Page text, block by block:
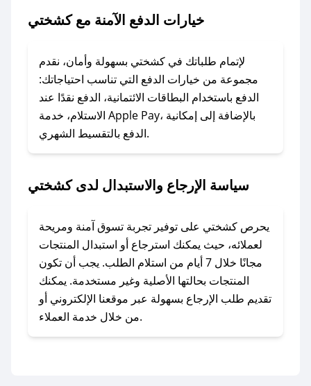
### ماذا أفعل إذا لم يعمل كود الخصم؟
الرسائل الخاصة على تويتر أو البريد الإلكتروني،
وسنقوم بحل المشكلة في أسرع وقت ممكن.
### ماذا أفعل إذا لم أجد كود خصم لمتجري
المفضل؟
في حال عدم توفر كوبونات لمتجرك المفضل، يمكنك
أسرع وقت ممكن.
### كيف تحصل على كوبونات خصم حصرية من
كشختي؟
للحصول على كوبونات وخصومات حصرية، قم بما
يلي:
- اضغط على أيقونة متابعة لمتجر كشختي في تطبيق
صحصح.
خيارات الدفع الآمنة مع كشختي
لإتمام طلباتك في كشختي بسهولة وأمان، نقدم
مجموعة من خيارات الدفع التي تناسب احتياجاتك:
الدفع باستخدام البطاقات الائتمانية، الدفع نقدًا عند
الاستلام، خدمة Apple Pay، بالإضافة إلى إمكانية
الدفع بالتقسيط الشهري.
سياسة الإرجاع والاستبدال لدى كشختي
يحرص كشختي على توفير تجربة تسوق آمنة ومريحة
لعملائه، حيث يمكنك استرجاع أو استبدال المنتجات
مجانًا خلال 7 أيام من استلام الطلب. يجب أن تكون
المنتجات بحالتها الأصلية وغير مستخدمة. يمكنك
تقديم طلب الإرجاع بسهولة عبر موقعنا الإلكتروني أو
من خلال خدمة العملاء.